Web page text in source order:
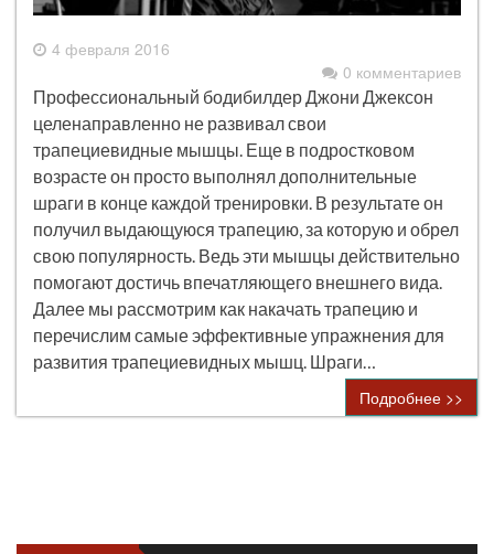
4 февраля 2016
0 комментариев
Профессиональный бодибилдер Джони Джексон
целенаправленно не развивал свои
трапециевидные мышцы. Еще в подростковом
возрасте он просто выполнял дополнительные
шраги в конце каждой тренировки. В результате он
получил выдающуюся трапецию, за которую и обрел
свою популярность. Ведь эти мышцы действительно
помогают достичь впечатляющего внешнего вида.
Далее мы рассмотрим как накачать трапецию и
перечислим самые эффективные упражнения для
развития трапециевидных мышц. Шраги…
Подробнее >>